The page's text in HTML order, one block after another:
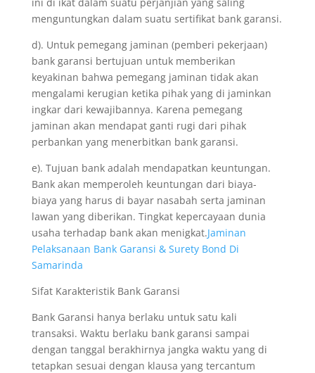
menguntungkan dalam suatu sertifikat bank garansi.
d). Untuk pemegang jaminan (pemberi pekerjaan)
bank garansi bertujuan untuk memberikan
keyakinan bahwa pemegang jaminan tidak akan
mengalami kerugian ketika pihak yang di jaminkan
ingkar dari kewajibannya. Karena pemegang
jaminan akan mendapat ganti rugi dari pihak
perbankan yang menerbitkan bank garansi.
e). Tujuan bank adalah mendapatkan keuntungan.
Bank akan memperoleh keuntungan dari biaya-
biaya yang harus di bayar nasabah serta jaminan
lawan yang diberikan. Tingkat kepercayaan dunia
usaha terhadap bank akan menigkat.Jaminan
Pelaksanaan Bank Garansi & Surety Bond Di
Samarinda
Sifat Karakteristik Bank Garansi
Bank Garansi hanya berlaku untuk satu kali
transaksi. Waktu berlaku bank garansi sampai
dengan tanggal berakhirnya jangka waktu yang di
tetapkan sesuai dengan klausa yang tercantum